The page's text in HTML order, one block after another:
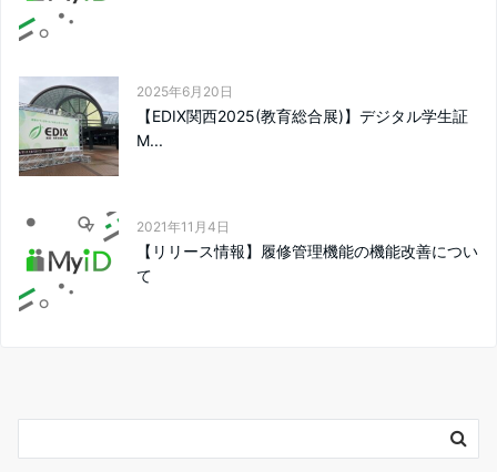
2025年6月20日
【EDIX関西2025(教育総合展)】デジタル学生証
M...
2021年11月4日
【リリース情報】履修管理機能の機能改善につい
て